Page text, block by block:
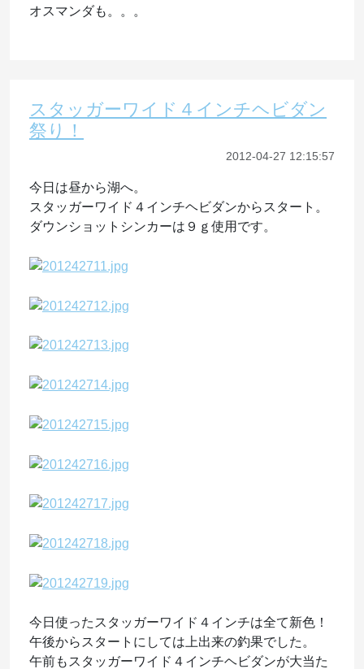
オスマンダも。。。
スタッガーワイド４インチヘビダン
祭り！
2012-04-27 12:15:57
今日は昼から湖へ。
スタッガーワイド４インチヘビダンからスタート。
ダウンショットシンカーは９ｇ使用です。
今日使ったスタッガーワイド４インチは全て新色！
午後からスタートにしては上出来の釣果でした。
午前もスタッガーワイド４インチヘビダンが大当た